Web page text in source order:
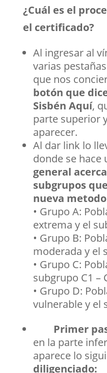
¿Cuál es el
el certificado?
Al ingresar al
varias
que nos
botón que
Sisbén Aquí,
parte superior
aparecer.
Al dar link lo
donde se hace
general
subgrupos
nueva
• Grupo A:
extrema y el
• Grupo B:
moderada y el
• Grupo C:
subgrupo C1 –
• Grupo D:
vulnerable y el
Primer
en la parte
aparece lo
diligenciado: